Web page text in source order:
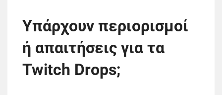
Υπάρχουν περιορισμοί
ή απαιτήσεις για τα
Twitch Drops;